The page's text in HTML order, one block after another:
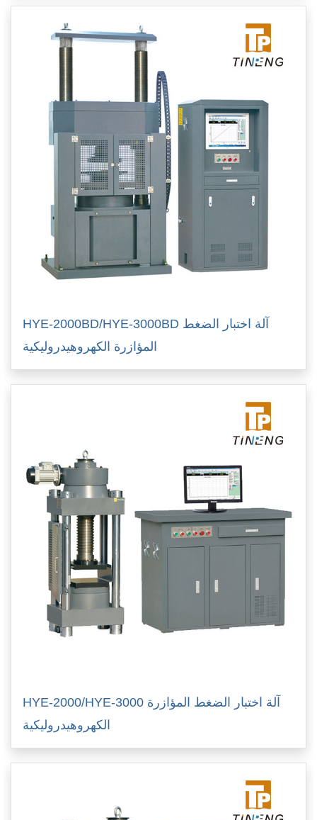
HYE-2000BD/HYE-3000BD آلة اختبار الضغط
المؤازرة الكهروهيدروليكية
HYE-2000/HYE-3000 آلة اختبار الضغط المؤازرة
الكهروهيدروليكية